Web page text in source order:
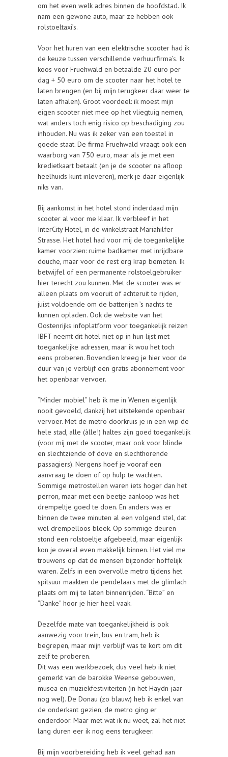
om het even welk adres binnen de hoofdstad. Ik
nam een gewone auto, maar ze hebben ook
rolstoeltaxi’s.
Voor het huren van een elektrische scooter had ik
de keuze tussen verschillende verhuurfirma’s. Ik
koos voor Fruehwald en betaalde 20 euro per
dag + 50 euro om de scooter naar het hotel te
laten brengen (en bij mijn terugkeer daar weer te
laten afhalen). Groot voordeel: ik moest mijn
eigen scooter niet mee op het vliegtuig nemen,
wat anders toch enig risico op beschadiging zou
inhouden. Nu was ik zeker van een toestel in
goede staat. De firma Fruehwald vraagt ook een
waarborg van 750 euro, maar als je met een
kredietkaart betaalt (en je de scooter na afloop
heelhuids kunt inleveren), merk je daar eigenlijk
niks van.
Bij aankomst in het hotel stond inderdaad mijn
scooter al voor me klaar. Ik verbleef in het
InterCity Hotel, in de winkelstraat Mariahilfer
Strasse. Het hotel had voor mij de toegankelijke
kamer voorzien: ruime badkamer met inrijdbare
douche, maar voor de rest erg krap bemeten. Ik
betwijfel of een permanente rolstoelgebruiker
hier terecht zou kunnen. Met de scooter was er
alleen plaats om vooruit of achteruit te rijden,
juist voldoende om de batterijen ’s nachts te
kunnen opladen. Ook de website van het
Oostenrijks infoplatform voor toegankelijk reizen
IBFT neemt dit hotel niet op in hun lijst met
toegankelijke adressen, maar ik wou het toch
eens proberen. Bovendien kreeg je hier voor de
duur van je verblijf een gratis abonnement voor
het openbaar vervoer.
“Minder mobiel” heb ik me in Wenen eigenlijk
nooit gevoeld, dankzij het uitstekende openbaar
vervoer. Met de metro doorkruis je in een wip de
hele stad, alle (àlle!) haltes zijn goed toegankelijk
(voor mij met de scooter, maar ook voor blinde
en slechtziende of dove en slechthorende
passagiers). Nergens hoef je vooraf een
aanvraag te doen of op hulp te wachten.
Sommige metrostellen waren iets hoger dan het
perron, maar met een beetje aanloop was het
drempeltje goed te doen. En anders was er
binnen de twee minuten al een volgend stel, dat
wel drempelloos bleek. Op sommige deuren
stond een rolstoeltje afgebeeld, maar eigenlijk
kon je overal even makkelijk binnen. Het viel me
trouwens op dat de mensen bijzonder hoffelijk
waren. Zelfs in een overvolle metro tijdens het
spitsuur maakten de pendelaars met de glimlach
plaats om mij te laten binnenrijden. “Bitte” en
“Danke” hoor je hier heel vaak.
Dezelfde mate van toegankelijkheid is ook
aanwezig voor trein, bus en tram, heb ik
begrepen, maar mijn verblijf was te kort om dit
zelf te proberen.
Dit was een werkbezoek, dus veel heb ik niet
gemerkt van de barokke Weense gebouwen,
musea en muziekfestiviteiten (in het Haydn-jaar
nog wel). De Donau (zo blauw) heb ik enkel van
de onderkant gezien, de metro ging er
onderdoor. Maar met wat ik nu weet, zal het niet
lang duren eer ik nog eens terugkeer.
Bij mijn voorbereiding heb ik veel gehad aan